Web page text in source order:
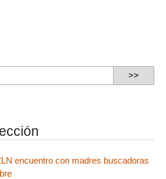
encuentro con madres buscadoras